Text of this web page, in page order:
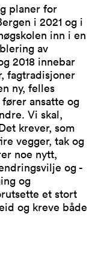
planer for
i 2021 og i
inn i en
av
2018 innebar
fagtradisjoner
ny, felles
ansatte og
Vi skal,
krever, som
vegger, tak og
noe nytt,
og -
og
et stort
og kreve både